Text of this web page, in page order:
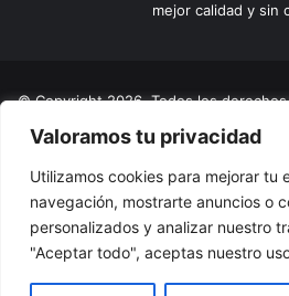
Valoramos tu privacidad
Utilizamos cookies para mejorar tu
navegación, mostrarte anuncios o
personalizados y analizar nuestro
"Aceptar todo", aceptas nuestro
mejor calidad y sin
© Copyright 2026, Todos los
SAS BICNit
Home
Actualidad Variedades
El Tinteadero